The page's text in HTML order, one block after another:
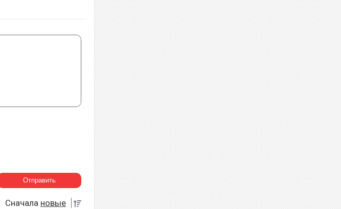
Сначала новые